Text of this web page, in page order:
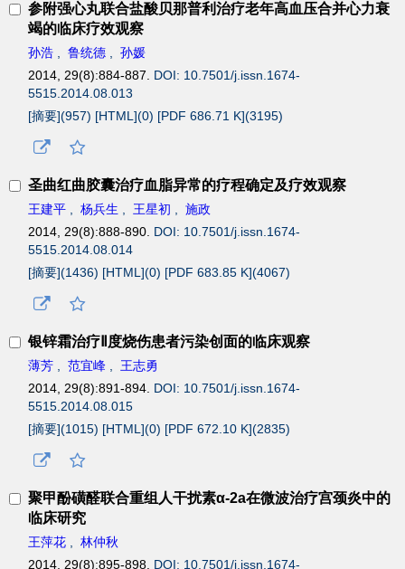
参附强心丸联合盐酸贝那普利治疗老年高血压合并心力衰
竭的临床疗效观察
孙浩 , 鲁统德 , 孙媛
2014, 29(8):884-887. DOI: 10.7501/j.issn.1674-
5515.2014.08.013
[摘要](957) [HTML](0) [PDF 686.71 K](3195)
圣曲红曲胶囊治疗血脂异常的疗程确定及疗效观察
王建平 , 杨兵生 , 王星初 , 施政
2014, 29(8):888-890. DOI: 10.7501/j.issn.1674-
5515.2014.08.014
[摘要](1436) [HTML](0) [PDF 683.85 K](4067)
银锌霜治疗Ⅱ度烧伤患者污染创面的临床观察
薄芳 , 范宜峰 , 王志勇
2014, 29(8):891-894. DOI: 10.7501/j.issn.1674-
5515.2014.08.015
[摘要](1015) [HTML](0) [PDF 672.10 K](2835)
聚甲酚磺醛联合重组人干扰素α-2a在微波治疗宫颈炎中的
临床研究
王萍花 , 林仲秋
2014, 29(8):895-898. DOI: 10.7501/j.issn.1674-